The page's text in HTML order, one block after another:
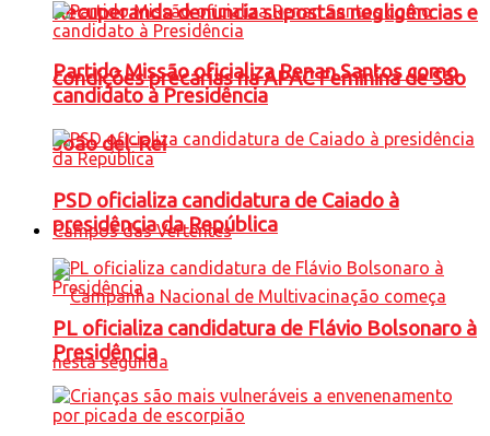
Recuperanda denuncia supostas negligências e
condições precárias na APAC Feminina de São
João del-Rei
Campos das Vertentes
Partido Missão oficializa Renan Santos como
candidato à Presidência
PSD oficializa candidatura de Caiado à
presidência da República
PL oficializa candidatura de Flávio Bolsonaro à
Presidência